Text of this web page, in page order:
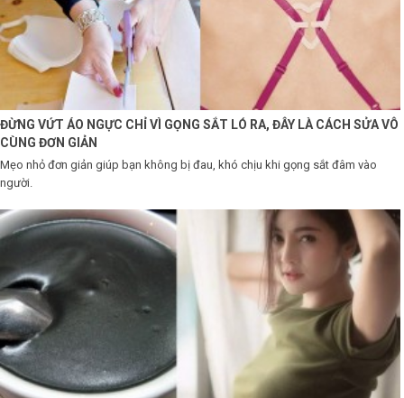
Shop All Brand A-
ĐỪNG VỨT ÁO NGỰC CHỈ VÌ GỌNG SẮT LÓ RA, ĐÂY LÀ CÁCH SỬA VÔ
CÙNG ĐƠN GIẢN
Mẹo nhỏ đơn giản giúp bạn không bị đau, khó chịu khi gọng sắt đâm vào
người.